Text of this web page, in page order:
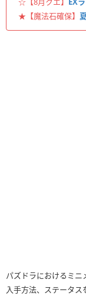
★【魔法石確保】
パズドラにおけるミニ
入手方法、ステータス